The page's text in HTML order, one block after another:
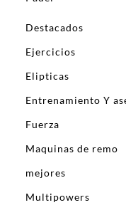
Destacados
Ejercicios
Elipticas
Entrenamiento Y
Fuerza
Maquinas de remo
mejores
Multipowers